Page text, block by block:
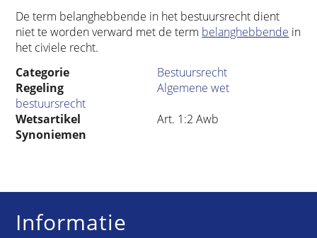
De term belanghebbende in het bestuursrecht dient
niet te worden verward met de term belanghebbende in
het civiele recht.
Categorie
Bestuursrecht
Regeling
Algemene wet
bestuursrecht
Wetsartikel
Art. 1:2 Awb
Synoniemen
Informatie